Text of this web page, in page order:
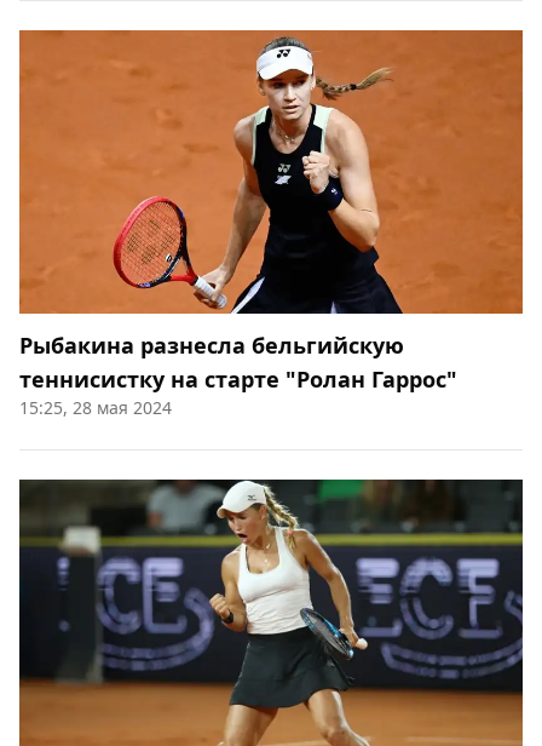
Рыбакина разнесла бельгийскую
теннисистку на старте "Ролан Гаррос"
15:25, 28 мая 2024